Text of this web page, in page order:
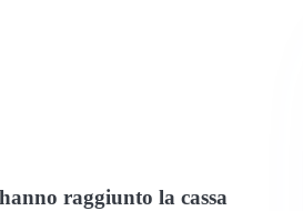
hanno raggiunto la cassa